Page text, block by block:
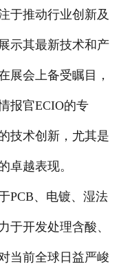
环境展示
科普知识
客户留言
联系我们
于推动行业创新及
示其最新技术和产
展会上备受瞩目，
报官ECIO的专
技术创新，尤其是
卓越表现。
、电镀、湿法
于开发处理含酸、
当前全球日益严峻